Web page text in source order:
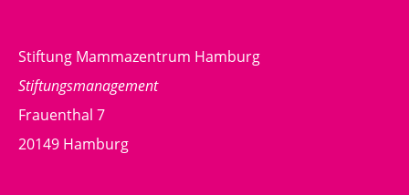
Stiftung Mammazentrum Hamburg
Stiftungsmanagement
Frauenthal 7
20149 Hamburg